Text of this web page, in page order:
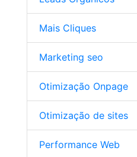
Mais Cliques
Marketing seo
Otimização Onpage
Otimização de sites
Performance Web